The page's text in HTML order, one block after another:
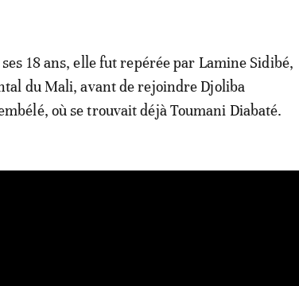
18 ans, elle fut repérée par Lamine Sidibé,
du Mali, avant de rejoindre Djoliba
où se trouvait déjà Toumani Diabaté.